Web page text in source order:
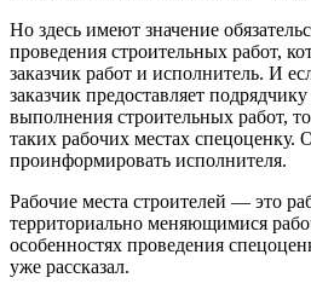
Но здесь имеют значение
проведения строительных работ,
заказчик работ и исполнитель. И
заказчик предоставляет
выполнения строительных работ,
таких рабочих местах спецоценку.
проинформировать исполнителя.
Рабочие места строителей — это
территориально меняющимися
особенностях проведения
уже рассказал.